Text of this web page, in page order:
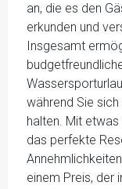
an, die es den
erkunden und
Insgesamt
während Sie
halten. Mit etwas
das perfekte
einem Preis, der